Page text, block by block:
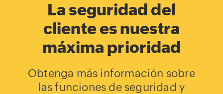
La seguridad del
cliente es nuestra
máxima prioridad
Obtenga más información sobre
las funciones de seguridad y